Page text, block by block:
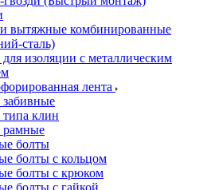
вытяжные комбинированные
сталь)
изоляции с металлическим
лента
клин
болты
болты с кольцом
болты с крюком
болты с гайкой